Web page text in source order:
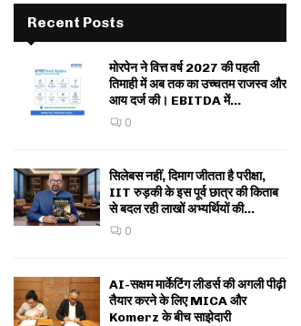
Recent Posts
मोरपेन ने वित्त वर्ष 2027 की पहली
तिमाही में अब तक का उच्चतम राजस्व और
आय दर्ज की। EBITDA में...
0
सिलेबस नहीं, दिमाग जीतता है परीक्षा,
IIT रुड़की के इस पूर्व छात्र की किताब
से बदल रही लाखों अभ्यर्थियों की...
0
AI-सक्षम मार्केटिंग लीडर्स की अगली पीढ़ी
तैयार करने के लिए MICA और
Komerz के बीच साझेदारी